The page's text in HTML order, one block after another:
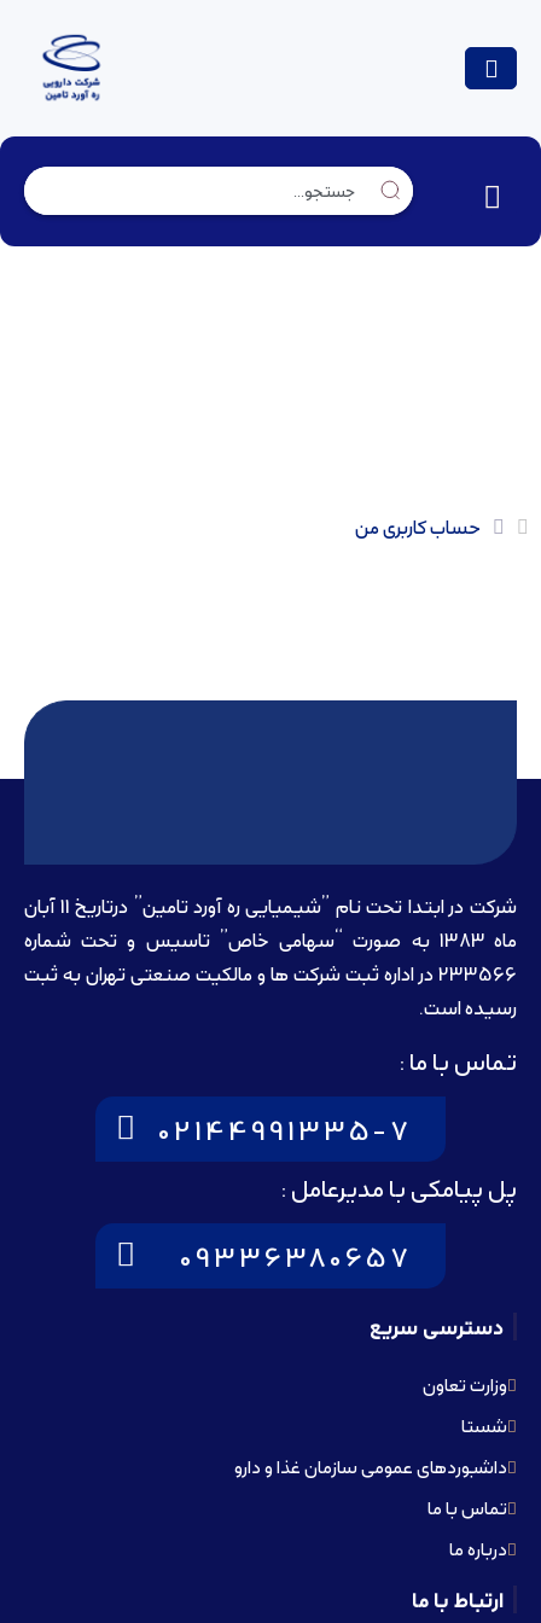
حساب کاربری من
شرکت در ابتدا تحت نام ”شیمیایی ره آورد تامين” درتاريخ 11 آبان
ماه 1383 به صورت “سهامی خاص” تاسيس و تحت شماره
233566 در اداره ثبت شرکت ها و مالکيت صنعتی تهران به ثبت
رسيده است.
تماس با ما :
02144991335-7
پل پیامکی با مدیرعامل :
09336380657
دسترسی سریع
وزارت تعاون
شستا
داشبوردهای عمومی سازمان غذا و دارو
تماس با ما
درباره ما
ارتباط با ما